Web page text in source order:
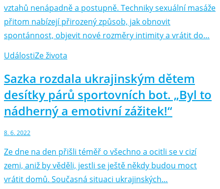
vztahů nenápadně a postupně. Techniky sexuální masáže
přitom nabízejí přirozený způsob, jak obnovit
spontánnost, objevit nové rozměry intimity a vrátit do…
UdálostiZe života
Sazka rozdala ukrajinským dětem
desítky párů sportovních bot. „Byl to
nádherný a emotivní zážitek!“
8. 6. 2022
Ze dne na den přišli téměř o všechno a ocitli se v cizí
zemi, aniž by věděli, jestli se ještě někdy budou moct
vrátit domů. Současná situaci ukrajinských…